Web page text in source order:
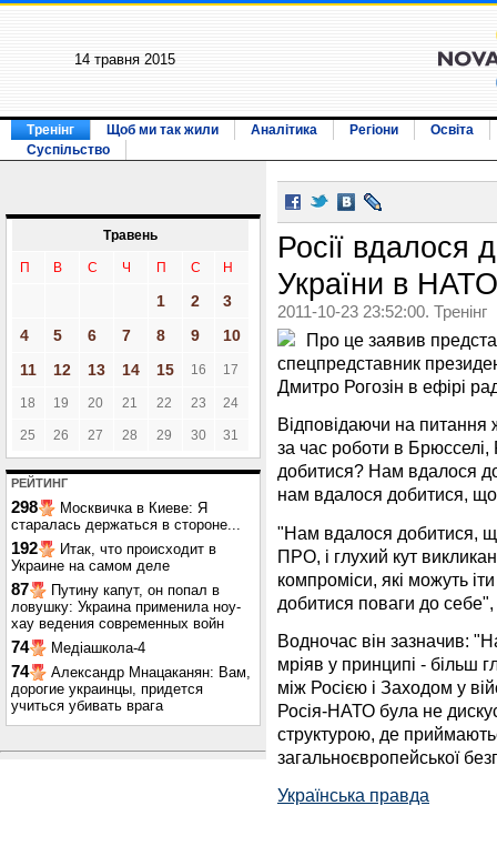
14 травня 2015
Тренінг Щоб ми так жили Аналітика Регіони
Освіта
Суспільство
Травень
П В С Ч П С Н
1 2
3
4
5 6 7 8 9
10
11
12 13 14 15 16 17
18 19 20 21 22 23 24
25 26 27 28 29 30 31
РЕЙТИНГ
298
Москвичка в Киеве: Я
старалась держаться в стороне...
192
Итак, что происходит в
Украине на самом деле
87
Путину капут, он попал в
ловушку: Украина применила ноу-
хау ведения современных войн
74 Медіашкола-4
74
Александр Мнацаканян: Вам,
дорогие украинцы, придется
учиться убивать врага
Росії вдалося
України в НАТО
2011-10-23 23:52:00. Тренінг
Про це заявив
спецпредставник
Дмитро Рогозін в ефірі
Відповідаючи на питання
за час роботи в Брюсселі,
добитися? Нам вдалося
нам вдалося добитися,
"Нам вдалося добитися,
ПРО, і глухий кут
компроміси, які можуть
добитися поваги до себе",
Водночас він зазначив:
мріяв у принципі - більш
між Росією і Заходом у
Росія-НАТО була не
структурою, де
загальноєвропейської
Українська правда